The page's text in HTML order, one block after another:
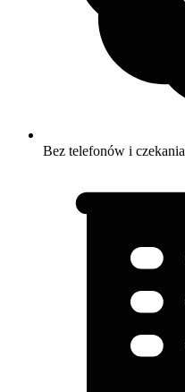
Bez telefonów i czekania